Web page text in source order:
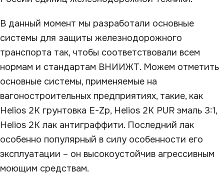
В данный момент мы разработали основные
системы для защиты железнодорожного
транспорта так, чтобы соответствовали всем
нормам и стандартам ВНИИЖТ. Можем отметить
основные системы, применяемые на
вагоностроительных предприятиях, такие, как
Helios 2K грунтовка E-Zp, Helios 2K PUR эмаль 3:1,
Helios 2К лак антиграффити. Последний лак
особенно популярный в силу особенности его
эксплуатации – он высокоустойчив агрессивным
моющим средствам.